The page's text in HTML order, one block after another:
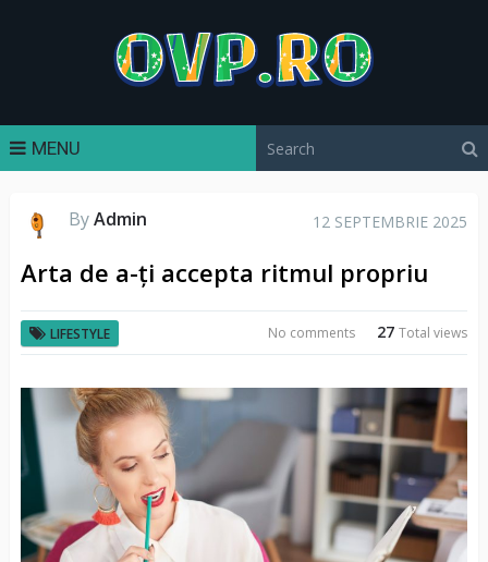
MENU
ByAdmin 12 SEPTEMBRIE 2025
Arta de a-ți accepta ritmul propriu
LIFESTYLE 27Total views
No comments